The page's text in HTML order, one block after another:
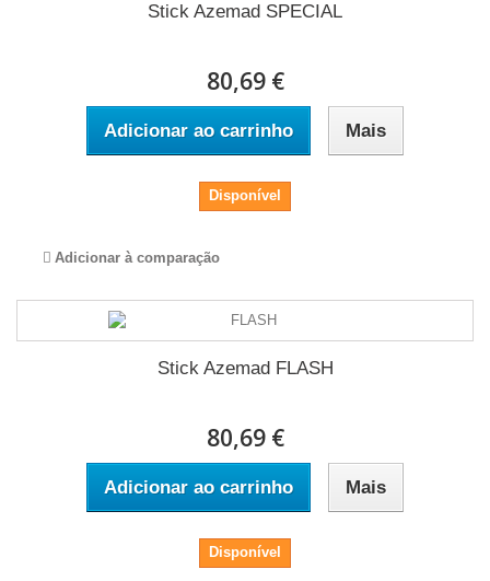
Stick Azemad SPECIAL
80,69 €
Adicionar ao carrinho Mais
Disponível
Adicionar à comparação
Stick Azemad FLASH
80,69 €
Adicionar ao carrinho Mais
Disponível